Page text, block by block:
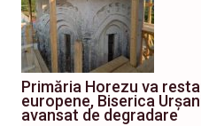
Primăria Horezu va
europene, Biserica
avansat de degradare